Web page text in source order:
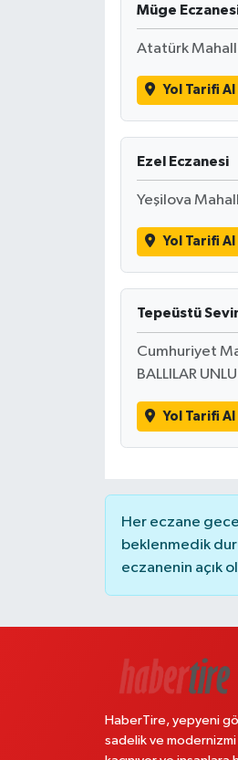
Müge
Atatürk
Yol Tarifi Al
Ezel Eczanesi
Yeşilova
Yol Tarifi Al
Tepeüstü
Cumhuriyet
BALLILAR
Yol Tarifi Al
Her eczane
beklenmedik
eczanenin açık
HaberTire, yepyeni
sadelik ve